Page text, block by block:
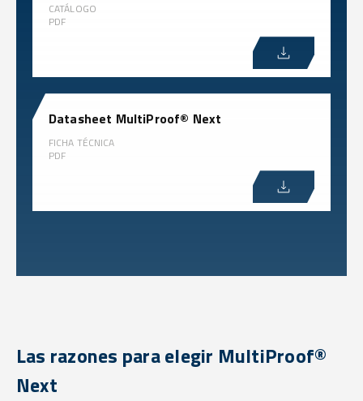
CATÁLOGO
PDF
Datasheet MultiProof® Next
FICHA TÉCNICA
PDF
Las razones para elegir MultiProof®
Next